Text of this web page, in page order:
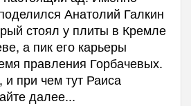
Анатолий Галкин
стоял у плиты в Кремле
а пик его карьеры
правления Горбачевых.
при чем тут Раиса
далее...